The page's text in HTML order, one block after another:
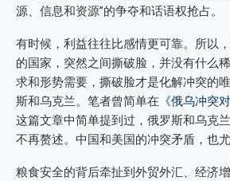
源、信息和资源”的争夺和话语权抢占。
有时候，利益往往比感情更可靠。所以
的国家，突然之间撕破脸，并没有什么
求和形势需要，撕破脸才是化解冲突的
斯和乌克兰。笔者曾简单在 《俄乌冲突
这篇文章中简单提到过，俄罗斯和乌克
不再赘述。中国和美国的冲突矛盾，也尤
粮食安全的背后牵扯到外贸外汇、经济